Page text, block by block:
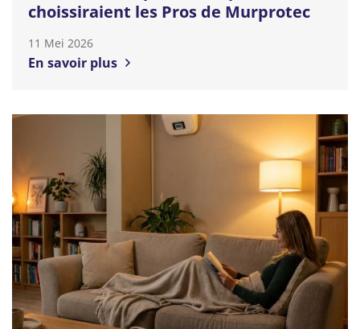
choissiraient les Pros de Murprotec
11 Mei 2026
En savoir plus